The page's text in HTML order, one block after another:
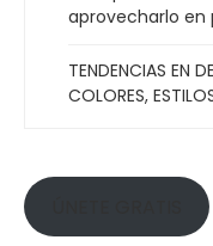
aprovecharlo
TENDENCIAS EN
COLORES,